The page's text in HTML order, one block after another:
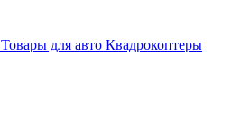
Товары для авто Квадрокоптеры